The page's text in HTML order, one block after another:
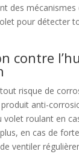
des
pour détecter
contre
risque de
produit anti-
volet roulant en
en cas de
ventiler